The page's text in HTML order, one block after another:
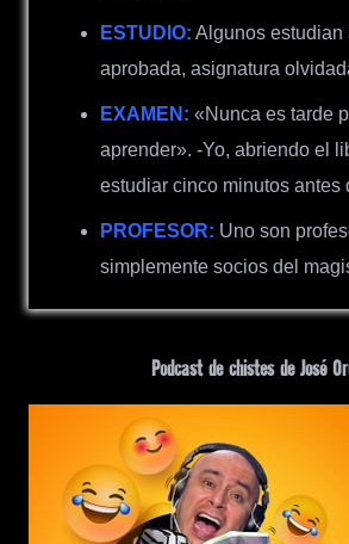
ESTUDIO: Algunos estudian
aprobada, asignatura
EXAMEN: «Nunca es tarde
aprender». -Yo, abriendo el
estudiar cinco minutos antes
PROFESOR: Uno son
simplemente socios del
Podcast de chistes de José